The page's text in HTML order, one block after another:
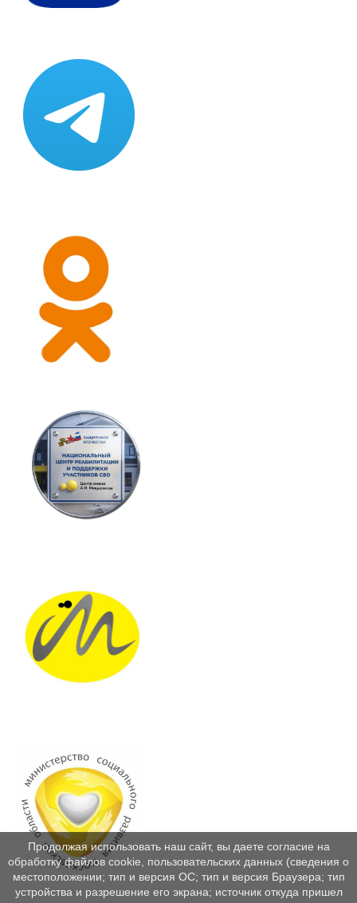
Продолжая использовать наш сайт, вы даете согласие на
обработку файлов cookie, пользовательских данных (сведения о
местоположении; тип и версия ОС; тип и версия Браузера; тип
устройства и разрешение его экрана; источник откуда пришел